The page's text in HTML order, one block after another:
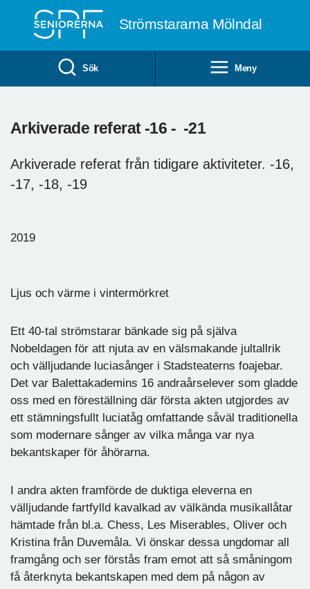
Strömstararna Mölndal
Sök Meny
Arkiverade referat -16 - -21
Arkiverade referat från tidigare aktiviteter. -16,
-17, -18, -19
2019
Ljus och värme i vintermörkret
Ett 40-tal strömstarar bänkade sig på själva
Nobeldagen för att njuta av en välsmakande jultallrik
och välljudande luciasånger i Stadsteaterns foajebar.
Det var Balettakademins 16 andraårselever som gladde
oss med en föreställning där första akten utgjordes av
ett stämningsfullt luciatåg omfattande såväl traditionella
som modernare sånger av vilka många var nya
bekantskaper för åhörarna.
I andra akten framförde de duktiga eleverna en
välljudande fartfylld kavalkad av välkända musikallåtar
hämtade från bl.a. Chess, Les Miserables, Oliver och
Kristina från Duvemåla. Vi önskar dessa ungdomar all
framgång och ser förstås fram emot att så småningom
få återknyta bekantskapen med dem på någon av